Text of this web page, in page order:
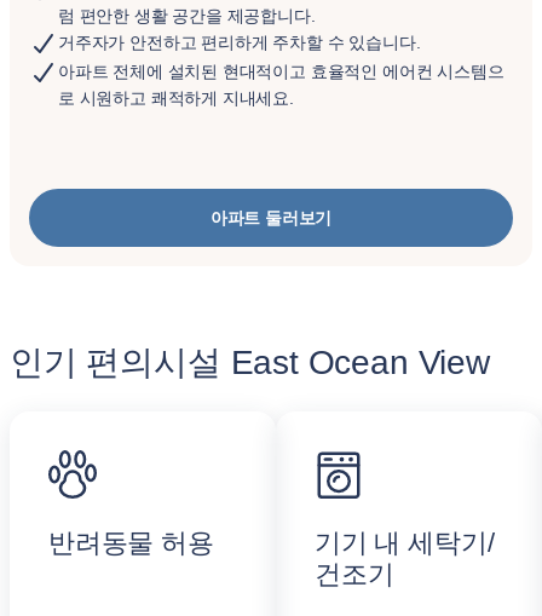
럼 편안한 생활 공간을 제공합니다.
거주자가 안전하고 편리하게 주차할 수 있습니다.
아파트 전체에 설치된 현대적이고 효율적인 에어컨 시스템으
로 시원하고 쾌적하게 지내세요.
아파트 둘러보기
인기 편의시설 East Ocean View
반려동물 허용
기기 내 세탁기/
건조기